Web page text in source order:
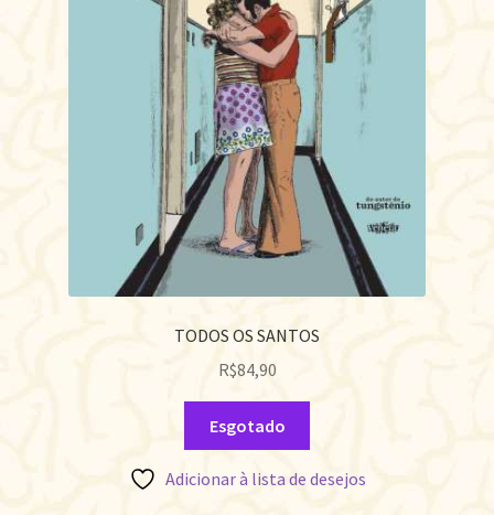
TODOS OS SANTOS
R$84,90
Esgotado
Adicionar à lista de desejos